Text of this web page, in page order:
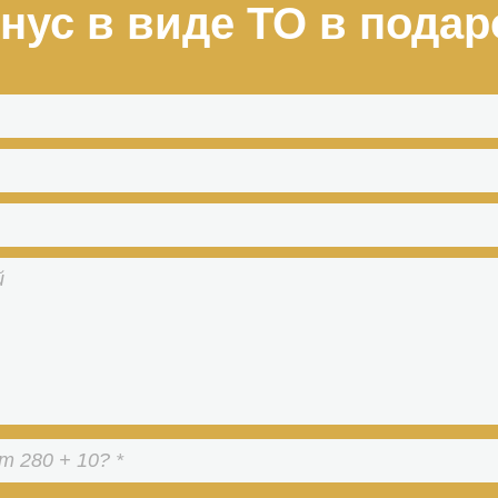
в виде ТО в